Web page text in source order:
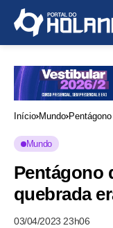
Início Mundo
Mundo
Pentágono
quebrada
03/04/2023 23h06